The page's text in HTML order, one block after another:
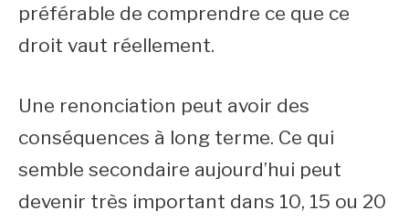
préférable de comprendre ce que ce
droit vaut réellement.
Une renonciation peut avoir des
conséquences à long terme. Ce qui
semble secondaire aujourd’hui peut
devenir très important dans 10, 15 ou 20